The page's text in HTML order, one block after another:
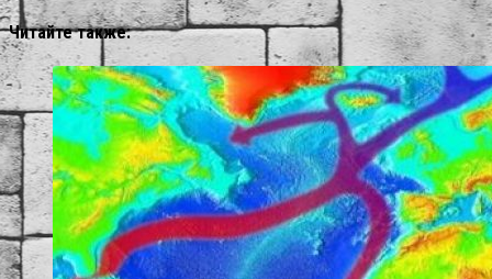
Читайте также: